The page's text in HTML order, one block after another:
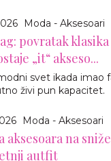
Moda - Aksesoari
povratak
„it“ akseso...
svet ikada imao
živi pun kapacitet.
Moda - Aksesoari
aksesoara na
autfit